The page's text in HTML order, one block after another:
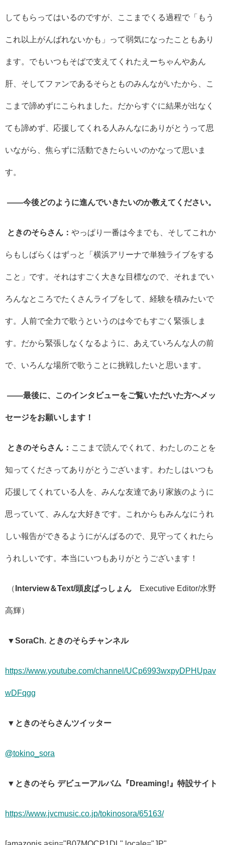
してもらってはいるのですが、ここまでくる過程で「もう
これ以上がんばれないかも」って弱気になったこともあり
ます。でもいつもそばで支えてくれたえーちゃんやあん
肝、そしてファンであるそらとものみんながいたから、こ
こまで諦めずにこられました。だからすぐに結果が出なく
ても諦めず、応援してくれる人みんなにありがとうって思
いながら、焦らずに活動できたらいいのかなって思いま
す。
――今後どのように進んでいきたいのか教えてください。
ときのそらさん： やっぱり一番は今までも、そしてこれか
らもしばらくはずっと「横浜アリーナで単独ライブをする
こと」です。それはすごく大きな目標なので、それまでい
ろんなところでたくさんライブをして、経験を積みたいで
す。人前で全力で歌うというのは今でもすごく緊張しま
す。だから緊張しなくなるように、あえていろんな人の前
で、いろんな場所で歌うことに挑戦したいと思います。
――最後に、このインタビューをご覧いただいた方へメッ
セージをお願いします！
ときのそらさん： ここまで読んでくれて、わたしのことを
知ってくださってありがとうございます。わたしはいつも
応援してくれている人を、みんな友達であり家族のように
思っていて、みんな大好きです。これからもみんなにうれ
しい報告ができるようにがんばるので、見守ってくれたら
うれしいです。本当にいつもありがとうございます！
（ Interview＆Text/頭皮ぱっしょん Executive Editor/水野
高輝）
▼SoraCh. ときのそらチャンネル
https://www.youtube.com/channel/UCp6993wxpyDPHUpav
wDFqgg
▼ときのそらさんツイッター
@tokino_sora
▼ときのそら デビューアルバム『 Dreaming! 』特設サイト
https://www.jvcmusic.co.jp/tokinosora/65163/